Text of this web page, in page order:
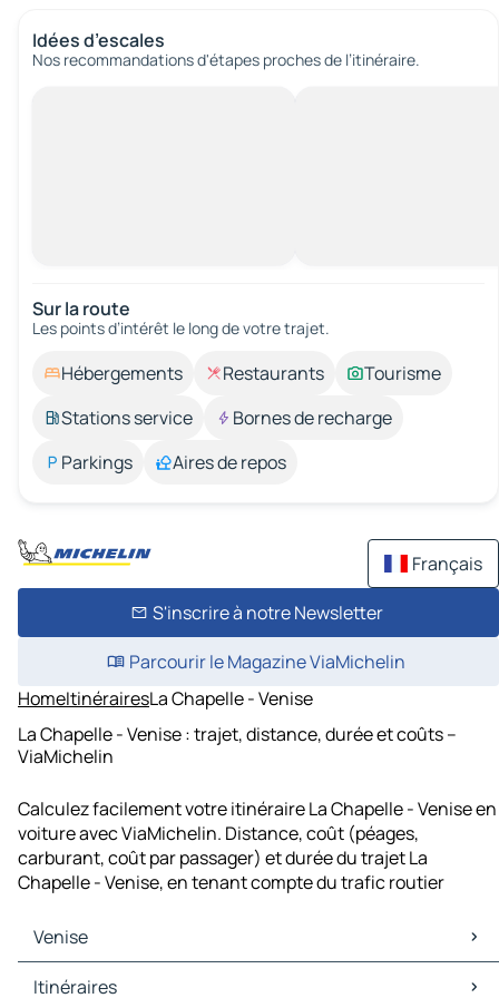
Idées d’escales
Nos recommandations d'étapes proches de l’itinéraire.
Sur la route
Les points d’intérêt le long de votre trajet.
Hébergements Restaurants
Tourisme
Stations service
Bornes de recharge
Parkings
Aires de repos
Français
S'inscrire à notre Newsletter
Parcourir le Magazine ViaMichelin
HomeItinérairesLa Chapelle - Venise
La Chapelle - Venise : trajet, distance, durée et coûts –
ViaMichelin
Calculez facilement votre itinéraire La Chapelle - Venise en
voiture avec ViaMichelin. Distance, coût (péages,
carburant, coût par passager) et durée du trajet La
Chapelle - Venise, en tenant compte du trafic routier
Venise
Venise Cartes et plans
Itinéraires